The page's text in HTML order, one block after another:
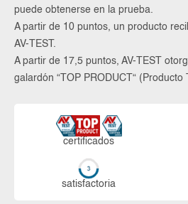
puede obtenerse en la prueba.
A partir de 10 puntos, un producto
AV-TEST.
A partir de 17,5 puntos, AV-TEST
galardón “TOP PRODUCT“ (Producto
certi­ficados
sa­tis­fac­to­ria